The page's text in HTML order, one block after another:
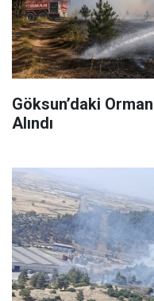
Göksun’daki
Alındı